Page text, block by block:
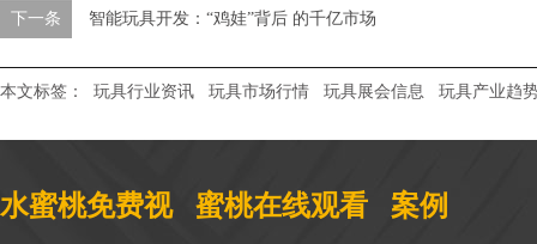
下一条 智能玩具开发：“鸡娃”背后 的千亿市场
本文标签： 玩具行业资讯 玩具市场行情 玩具展会信息 玩具产业趋
水蜜桃免费视 蜜桃在线观看 案例